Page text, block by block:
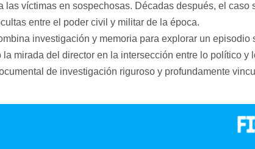
las víctimas en sospechosas. Décadas después, el caso
entre el poder civil y militar de la época.
investigación y memoria para explorar un
mirada del director en la intersección entre lo político y
de investigación riguroso y profundamente